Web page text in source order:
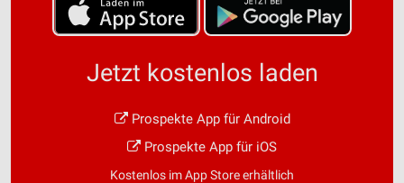
Jetzt kostenlos laden
Prospekte App für Android
Prospekte App für iOS
Kostenlos im App Store erhältlich